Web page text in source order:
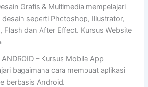
Grafis & Multimedia mempelajari
desain seperti Photoshop, Illustrator,
Flash dan After Effect. Kursus Website
ANDROID – Kursus Mobile App
bagaimana cara membuat aplikasi
berbasis Android.